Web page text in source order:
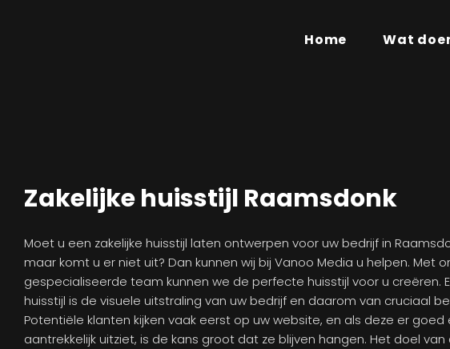
Home Wat
Zakelijke huisstijl Raamsdonk
Moet u een zakelijke huisstijl laten ontwerpen voor uw bedrijf in
maar komt u er niet uit? Dan kunnen wij bij Vanoo Media u helpen. Met
gespecialiseerde team kunnen we de perfecte huisstijl voor u creëren.
huisstijl is de visuele uitstraling van uw bedrijf en daarom van cruciaal
Potentiële klanten kijken vaak eerst op uw website, en als deze er goed
aantrekkelijk uitziet, is de kans groot dat ze blijven hangen. Het doel van